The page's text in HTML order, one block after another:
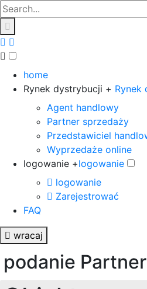
home
Rynek dystrybucji + Rynek
Agent handlowy
Partner sprzedaży
Przedstawiciel
Wyprzedaże online
logowanie +logowanie
logowanie
Zarejestrować
FAQ
wracaj
podanie